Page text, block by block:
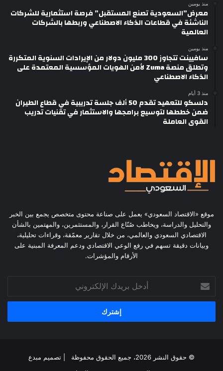
منذ يومين
معرض”السعودية تصنع المستقبل” فرصة استثمارية للشركات
الناشئة في قطاعات الذكاء الاصطناعي وربطها بالشركات
العالمية
منذ يومين
سافيينت تتجاوز 300 مليون دولار من الإيرادات السنوية المتكررة
وتطلق منصة Zuma لأمن الهويات المؤسسية المعتمدة على
الذكاء الاصطناعي
منذ 3 أيام
دلسكو للتعهيد تقدم 50 ألف جلسة تدريبية في قطاع الطيران
ضمن خططها لتوسيع برامجها والاستثمار في تقنيات تدريب
القوى العاملة
موقع «الاقتصاد السعودي» يعمل على صناعة محتوى متخصص يجمع بين الخبر
والتحليل والدراسة، ويخاطب صُنّاع القرار، والمستثمرين، والمهتمين بالشأن
الاقتصادي السعودي والعالمي، من خلال تقارير معمّقة، وقراءات تحليلية،
وبيانات دقيقة تسهم في رفع الوعي الاقتصادي ودعم المعرفة المبنية على
الأرقام والمؤشرات.
أدخل
بريدك
الإلكتروني
© حقوق النشر 2026، جميع الحقوق محفوظة | تصميم
مبدع